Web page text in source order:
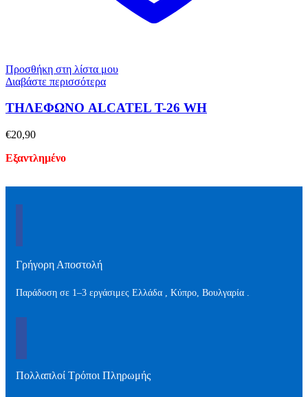
Προσθήκη στη λίστα μου
Διαβάστε περισσότερα
ΤΗΛΕΦΩΝΟ ALCATEL T-26 WH
€20,90
Εξαντλημένο
Γρήγορη Αποστολή
Παράδοση σε 1–3 εργάσιμες Ελλάδα , Kύπρο, Βουλγαρία .
Πολλαπλοί Τρόποι Πληρωμής